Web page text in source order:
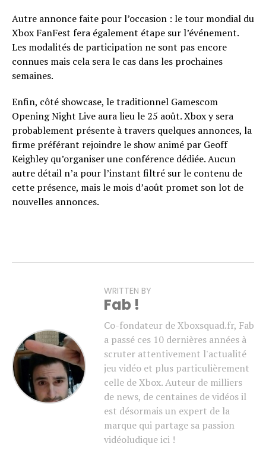
Autre annonce faite pour l’occasion : le tour mondial du
Xbox FanFest fera également étape sur l’événement.
Les modalités de participation ne sont pas encore
connues mais cela sera le cas dans les prochaines
semaines.
Enfin, côté showcase, le traditionnel Gamescom
Opening Night Live aura lieu le 25 août. Xbox y sera
probablement présente à travers quelques annonces, la
firme préférant rejoindre le show animé par Geoff
Keighley qu’organiser une conférence dédiée. Aucun
autre détail n’a pour l’instant filtré sur le contenu de
cette présence, mais le mois d’août promet son lot de
nouvelles annonces.
WRITTEN BY
Fab !
Co-fondateur de Xboxsquad.fr, Fab
a passé ces 10 dernières années à
scruter attentivement l'actualité
jeu vidéo et plus particulièrement
celle de Xbox. Auteur de milliers
de news, de centaines de vidéos il
est désormais un expert de la
marque qui partage sa passion
vidéoludique ici !